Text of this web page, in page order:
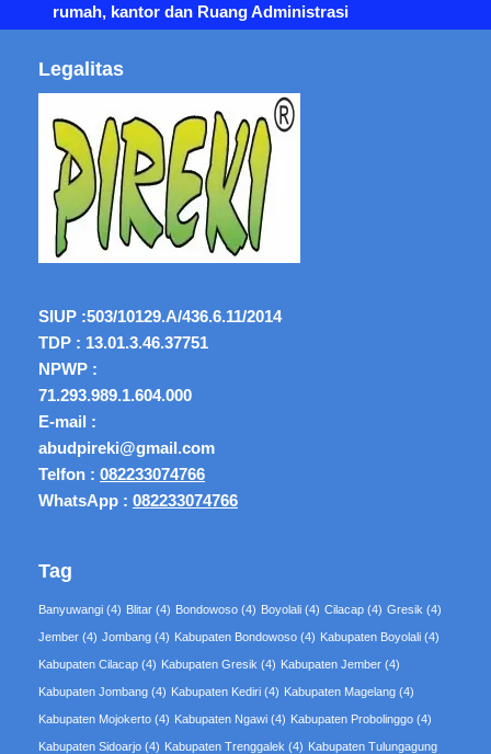
rumah, kantor dan Ruang Administrasi
Legalitas
SIUP :503/10129.A/436.6.11/2014
TDP : 13.01.3.46.37751
NPWP :
71.293.989.1.604.000
E-mail :
abudpireki@gmail.com
Telfon : 082233074766
WhatsApp : 082233074766
Tag
Banyuwangi (4) Blitar (4) Bondowoso (4) Boyolali (4) Cilacap (4) Gresik (4)
Jember (4) Jombang (4) Kabupaten Bondowoso (4) Kabupaten Boyolali (4)
Kabupaten Cilacap (4) Kabupaten Gresik (4) Kabupaten Jember (4)
Kabupaten Jombang (4) Kabupaten Kediri (4) Kabupaten Magelang (4)
Kabupaten Mojokerto (4) Kabupaten Ngawi (4) Kabupaten Probolinggo (4)
Kabupaten Sidoarjo (4) Kabupaten Trenggalek (4) Kabupaten Tulungagung